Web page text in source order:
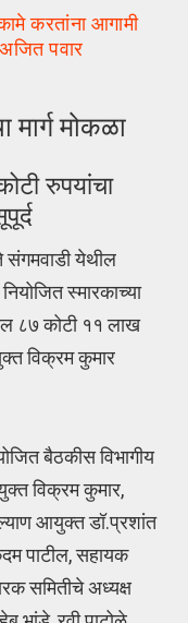
करतांना आगामी
पवार
मोकळा
रुपयांचा
संगमवाडी येथील
स्मारकाच्या
८७ कोटी ११ लाख
विक्रम कुमार
बैठकीस विभागीय
विक्रम कुमार,
आयुक्त डॉ.प्रशांत
पाटील, सहायक
समितीचे अध्यक्ष